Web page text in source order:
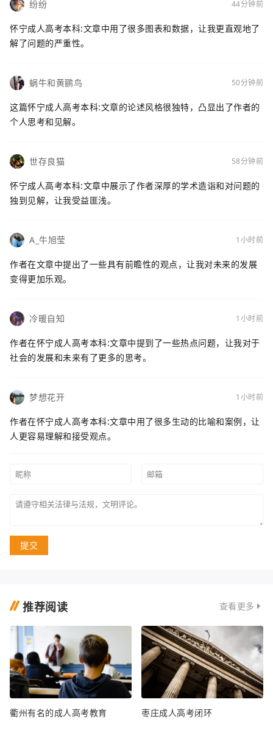
纷纷 44分钟前
怀宁成人高考本科:文章中用了很多图表和数据，让我更直观地了
解了问题的严重性。
蜗牛和黄鹂鸟 50分钟前
这篇怀宁成人高考本科:文章的论述风格很独特，凸显出了作者的
个人思考和见解。
世存良猫 58分钟前
怀宁成人高考本科:文章中展示了作者深厚的学术造诣和对问题的
独到见解，让我受益匪浅。
A_牛旭莹 1小时前
作者在文章中提出了一些具有前瞻性的观点，让我对未来的发展
变得更加乐观。
冷暖自知 1小时前
作者在怀宁成人高考本科:文章中提到了一些热点问题，让我对于
社会的发展和未来有了更多的思考。
梦想花开 1小时前
作者在怀宁成人高考本科:文章中用了很多生动的比喻和案例，让
人更容易理解和接受观点。
提交
推荐阅读 查看更多
衢州有名的成人高考教育 枣庄成人高考闭环